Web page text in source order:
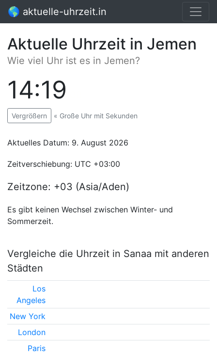
🌎 aktuelle-uhrzeit.in
Aktuelle Uhrzeit in Jemen
Wie viel Uhr ist es in Jemen?
14:19
Vergrößern « Große Uhr mit Sekunden
Aktuelles Datum: 9. August 2026
Zeitverschiebung: UTC +03:00
Zeitzone: +03 (Asia/Aden)
Es gibt keinen Wechsel zwischen Winter- und
Sommerzeit.
Vergleiche die Uhrzeit in Sanaa mit anderen
Städten
Los
Angeles
New York
London
Paris